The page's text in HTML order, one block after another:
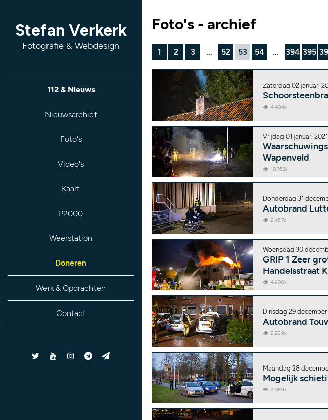
Stefan Verkerk
Fotografie & Webdesign
112 & Nieuws
Nieuwsarchief
Foto's
Video's
Kaart
P2000
Weerstation
Doneren
Werk & Opdrachten
Contact
Foto's - archief
1 2 3 ... 52 53 54 ... 394 395
Zaterdag 02 januari
4.404x
Vrijdag 01 januari 2021
Wapenveld
10.763x
Donderdag 31
Autobrand
2.457x
Woensdag 30
GRIP 1 Zeer
Handelsstraat
4.906x
Dinsdag 29
Autobrand
2.229x
Maandag 28
Mogelijk
2.089x